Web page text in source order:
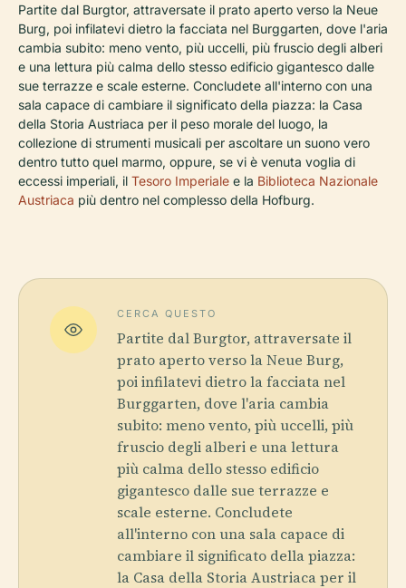
Partite dal Burgtor, attraversate il prato aperto verso la Neue
Burg, poi infilatevi dietro la facciata nel Burggarten, dove l'aria
cambia subito: meno vento, più uccelli, più fruscio degli alberi
e una lettura più calma dello stesso edificio gigantesco dalle
sue terrazze e scale esterne. Concludete all'interno con una
sala capace di cambiare il significato della piazza: la Casa
della Storia Austriaca per il peso morale del luogo, la
collezione di strumenti musicali per ascoltare un suono vero
dentro tutto quel marmo, oppure, se vi è venuta voglia di
eccessi imperiali, il Tesoro Imperiale e la Biblioteca Nazionale
Austriaca più dentro nel complesso della Hofburg.
CERCA QUESTO
Partite dal Burgtor, attraversate il
prato aperto verso la Neue Burg,
poi infilatevi dietro la facciata nel
Burggarten, dove l'aria cambia
subito: meno vento, più uccelli, più
fruscio degli alberi e una lettura
più calma dello stesso edificio
gigantesco dalle sue terrazze e
scale esterne. Concludete
all'interno con una sala capace di
cambiare il significato della piazza:
la Casa della Storia Austriaca per il